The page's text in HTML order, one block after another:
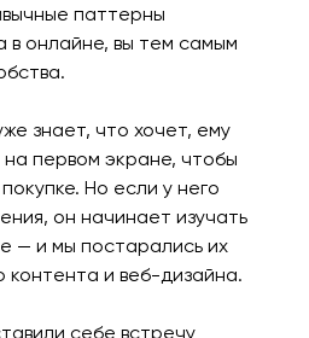
паттерны
в онлайне, вы тем самым
знает, что хочет, ему
первом экране, чтобы
Но если у него
он начинает изучать
— и мы постарались их
контента и веб-дизайна.
себе встречу